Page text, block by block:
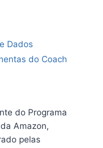
Dados
do Coach
do Programa
Amazon,
pelas